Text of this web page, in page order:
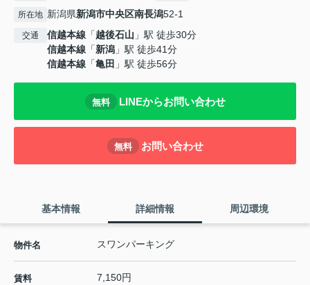
所在地 新潟県新潟市中央区南長潟52-1
交通 信越本線 「越後石山 」駅 徒歩30分
信越本線 「新潟 」駅 徒歩41分
信越本線 「亀田 」駅 徒歩56分
無料 LINEからお問い合わせ
無料 お問い合わせ
基本情報 詳細情報 周辺環境
物件名 スワンパーキング
賃料 7,150円